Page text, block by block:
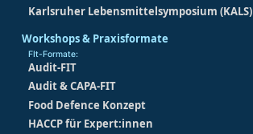
Karlsruher Lebensmittelsymposium (KALS)
Workshops & Praxisformate
FIt-Formate:
Audit-FIT
Audit & CAPA-FIT
Food Defence Konzept
HACCP für Expert:innen